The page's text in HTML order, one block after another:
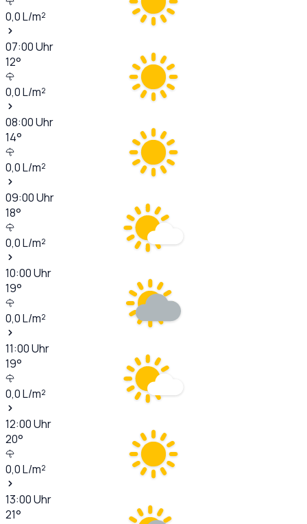
0,0L/m²
07:00Uhr
12°
0,0L/m²
08:00Uhr
14°
0,0L/m²
09:00Uhr
18°
0,0L/m²
10:00Uhr
19°
0,0L/m²
11:00Uhr
19°
0,0L/m²
12:00Uhr
20°
0,0L/m²
13:00Uhr
21°